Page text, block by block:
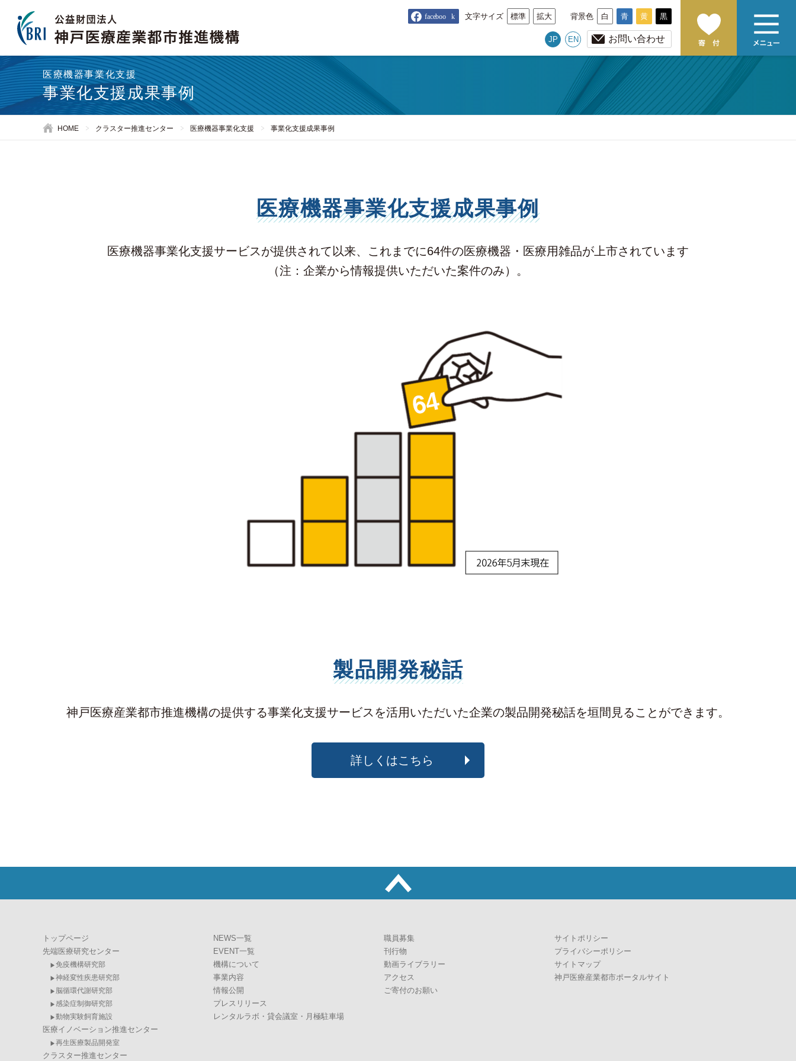
文字サイズ 標準 拡大 背景色 白 青 黄 黒
JP EN お問い合わせ
医療機器事業化支援
事業化支援成果事例
HOME クラスター推進センター 医療機器事業化支援 事業化支援成果事例
医療機器事業化支援成果事例
医療機器事業化支援サービスが提供されて以来、これまでに64件の医療機器・医療用雑品が上市されています
（注：企業から情報提供いただいた案件のみ）。
製品開発秘話
神戸医療産業都市推進機構の提供する事業化支援サービスを活用いただいた企業の製品開発秘話を垣間見ることができます。
詳しくはこちら
トップページ
先端医療研究センター
免疫機構研究部
神経変性疾患研究部
脳循環代謝研究部
感染症制御研究部
動物実験飼育施設
医療イノベーション推進センター
再生医療製品開発室
クラスター推進センター
NEWS一覧
EVENT一覧
機構について
事業内容
情報公開
プレスリリース
レンタルラボ・貸会議室・月極駐車場
職員募集
刊行物
動画ライブラリー
アクセス
ご寄付のお願い
サイトポリシー
プライバシーポリシー
サイトマップ
神戸医療産業都市ポータルサイト